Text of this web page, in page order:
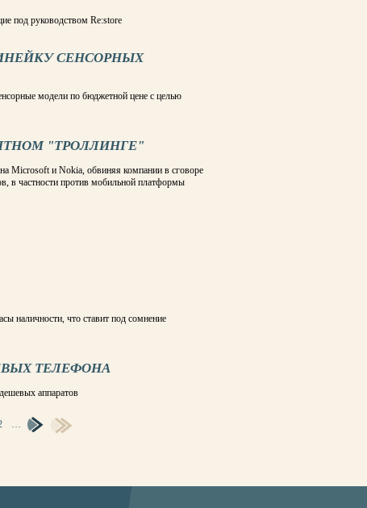
под руководством Re:store
СЕНСОРНЫХ
модели по бюджетной цене с целью
"ТРОЛЛИНГЕ"
Microsoft и Nokia, обвиняя компании в сговоре
в частности против мобильной платформы
наличности, что ставит под сомнение
ТЕЛЕФОНА
аппаратов
…